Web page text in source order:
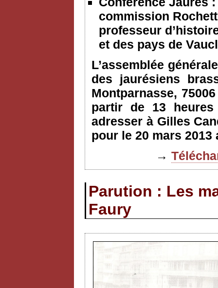
commission
professeur
et des pays de
L’assemblée
des jaurésiens
Montparnasse,
partir de 13
adresser à Gilles
pour le 20 mars 2013
→
Parution : Les
Faury